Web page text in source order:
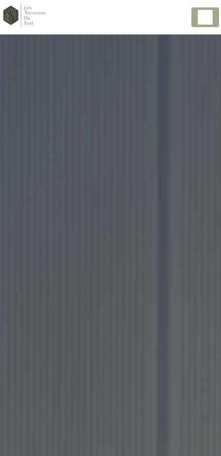
Panneau de gestion des cookies